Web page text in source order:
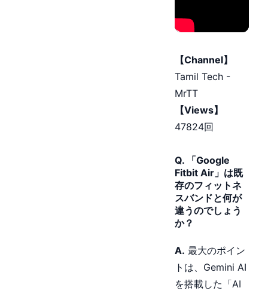
【Channel】
Tamil Tech -
MrTT
【Views】
47824回
Q. 「Google
Fitbit Air」は既
存のフィットネ
スバンドと何が
違うのでしょう
か？
A. 最大のポイン
トは、Gemini AI
を搭載した「AI